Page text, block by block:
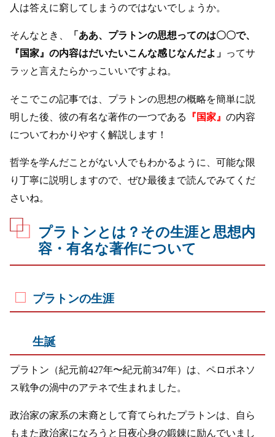
人は答えに窮してしまうのではないでしょうか。
そんなとき、
「ああ、プラトンの思想ってのは〇〇で、
『国家』の内容はだいたいこんな感じなんだよ」 ってサ
ラッと言えたらかっこいいですよね。
そこでこの記事では、プラトンの思想の概略を簡単に説
明した後、彼の有名な著作の一つである
『国家』の内容
についてわかりやすく解説します！
哲学を学んだことがない人でもわかるように、可能な限
り丁寧に説明しますので、ぜひ最後まで読んでみてくだ
さいね。
プラトンとは？その生涯と思想内
容・有名な著作について
プラトンの生涯
生誕
プラトン（紀元前427年〜紀元前347年）は、ペロポネソ
ス戦争の渦中のアテネで生まれました。
政治家の家系の末裔として育てられたプラトンは、自ら
もまた政治家になろうと日夜心身の鍛錬に励んでいまし